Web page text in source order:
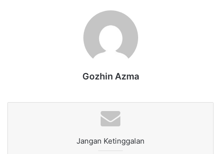
Gozhin Azma
Jangan Ketinggalan